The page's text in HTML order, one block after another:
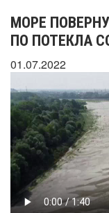
МОРЕ
ПО ПОТЕКЛА
01.07.2022